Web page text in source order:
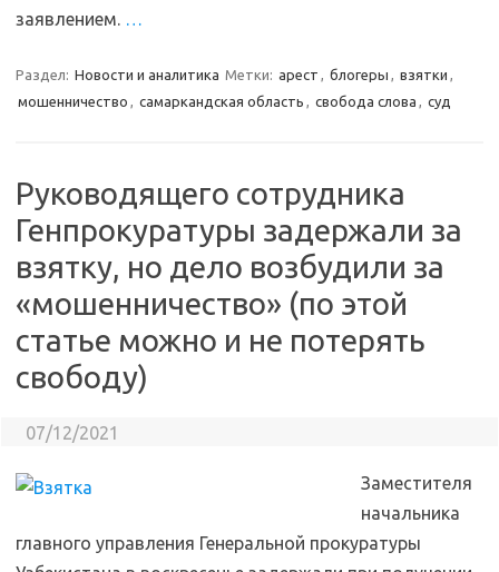
заявлением. …
Раздел: Новости и аналитика Метки: арест , блогеры , взятки ,
мошенничество , самаркандская область , свобода слова , суд
Руководящего сотрудника
Генпрокуратуры задержали за
взятку, но дело возбудили за
«мошенничество» (по этой
статье можно и не потерять
свободу)
07/12/2021
Заместителя
начальника
главного управления Генеральной прокуратуры